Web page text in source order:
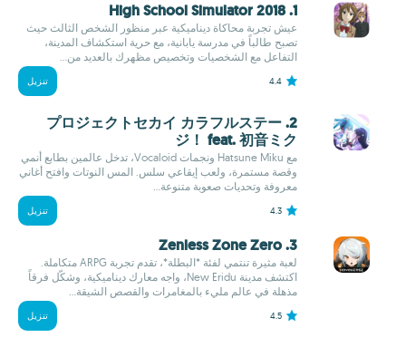
1. High School Simulator 2018
عيش تجربة محاكاة ديناميكية عبر منظور الشخص الثالث حيث
تصبح طالباً في مدرسة يابانية، مع حرية استكشاف المدينة،
التفاعل مع الشخصيات وتخصيص مظهرك بالعديد من...
4.4 تنزيل
2. プロジェクトセカイ カラフルステー
ジ！ feat. 初音ミク
مع Hatsune Miku ونجمات Vocaloid، تدخل عالمين بطابع أنمي
وقصة مستمرة، ولعب إيقاعي سلس. المس النوتات وافتح أغاني
معروفة وتحديات صعوبة متنوعة...
4.3 تنزيل
3. Zenless Zone Zero
لعبة مثيرة تنتمي لفئة *البطلة*، تقدم تجربة ARPG متكاملة.
اكتشف مدينة New Eridu، واجه معارك ديناميكية، وشكّل فرقاً
مذهلة في عالم مليء بالمغامرات والقصص الشيقة...
4.5 تنزيل